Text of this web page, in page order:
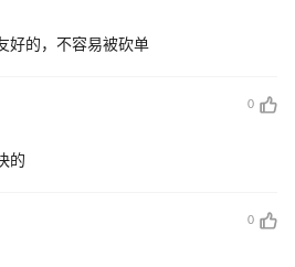
好的，不容易被砍单
0
的
0